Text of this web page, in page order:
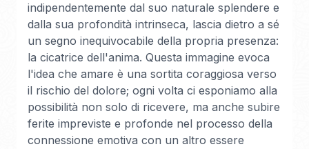
indipendentemente dal suo naturale splendere e
dalla sua profondità intrinseca, lascia dietro a sé
un segno inequivocabile della propria presenza:
la cicatrice dell'anima. Questa immagine evoca
l'idea che amare è una sortita coraggiosa verso
il rischio del dolore; ogni volta ci esponiamo alla
possibilità non solo di ricevere, ma anche subire
ferite impreviste e profonde nel processo della
connessione emotiva con un altro essere